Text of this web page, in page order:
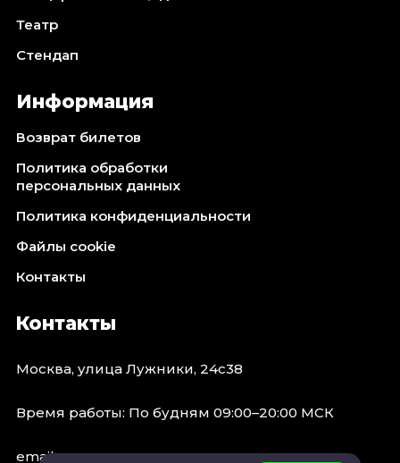
Театр
Стендап
Информация
Возврат билетов
Политика обработки
персональных данных
Политика конфиденциальности
Файлы cookie
Контакты
Контакты
Москва, улица Лужники, 24с38
Время работы: По будням 09:00–20:00 МСК
email: